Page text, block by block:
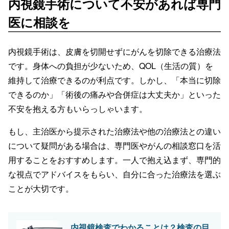
医に相談を
内視鏡手術は、皮膚を切開せずにがんを切除できる治療法
です。身体への負担が少ないため、QOL（生活の質）を
維持して治療できるのが利点です。しかし、「本当に切除
できるのか」「術後の痛みや合併症は大丈夫か」といった
不安を抱える方もいらっしゃいます。
もし、主治医から提示された治療法や他の治療法との違い
について疑問がある場合は、専門医やがんの相談窓口を活
用することをおすすめします。一人で抱え込まず、専門的
な視点でアドバイスをもらい、自分に合った治療法を選ぶ
ことが大切です。